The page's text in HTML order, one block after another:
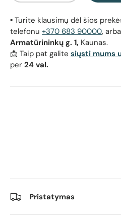
▪️ Turite klausimų dėl šios
telefonu +370 683 90000,
Armatūrininkų g. 1, Kaunas.
📩 Taip pat galite siųsti mums
per 24 val.
Pristatymas